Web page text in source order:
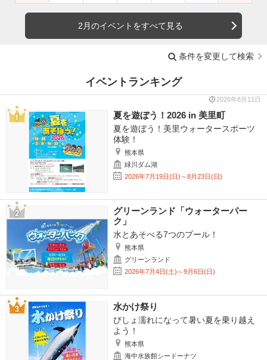
2月のイベントをすべて見る
条件を変更して検索
イベントランキング
2026年8月11日
夏を遊ぼう！2026 in 美里町
夏を遊ぼう！美里ウォータースポーツ
体験！
熊本県
緑川ダム湖
2026年7月19日(日)～8月23日(日)
グリーンランド「ウォーターパー
ク」
水とあそべる7つのプール！
熊本県
グリーンランド
2026年7月4日(土)～9月6日(日)
水かけ祭り
びしょ濡れになって暑い夏を乗り越え
よう！
熊本県
海中水族館シードーナツ